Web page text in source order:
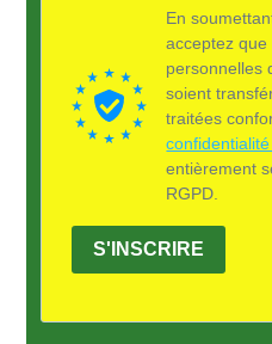
En
acceptez
personnelles
soient
traitées
confidentialité
entièrement
RGPD.
S'INSCRIRE